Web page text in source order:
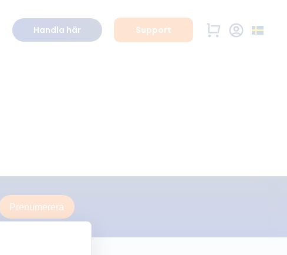
Handla här Support
Prenumerera